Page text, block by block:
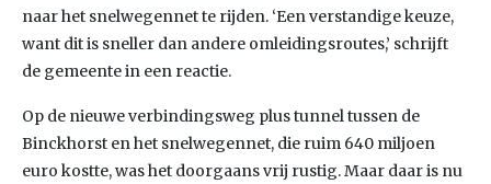
naar het snelwegennet te rijden. ‘Een verstandige keuze,
want dit is sneller dan andere omleidingsroutes,’ schrijft
de gemeente in een reactie.
Op de nieuwe verbindingsweg plus tunnel tussen de
Binckhorst en het snelwegennet, die ruim 640 miljoen
euro kostte, was het doorgaans vrij rustig. Maar daar is nu